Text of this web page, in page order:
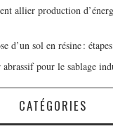
allier production
d’un sol en résine :
pour le sablage
CATÉGORIES